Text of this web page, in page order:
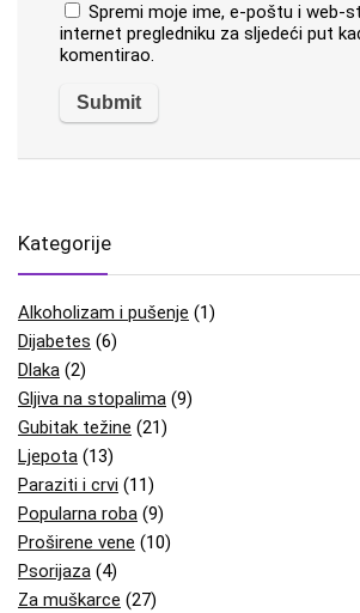
Spremi moje ime, e-poštu i web-
internet pregledniku za sljedeći put
komentirao.
Kategorije
Alkoholizam i pušenje (1)
Dijabetes (6)
Dlaka (2)
Gljiva na stopalima (9)
Gubitak težine (21)
Ljepota (13)
Paraziti i crvi (11)
Popularna roba (9)
Proširene vene (10)
Psorijaza (4)
Za muškarce (27)